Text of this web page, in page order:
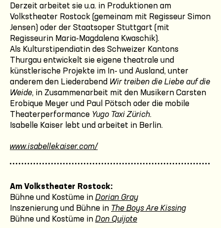
Derzeit arbeitet sie u.a. in Produktionen am
Volkstheater Rostock (gemeinam mit Regisseur Simon
Jensen) oder der Staatsoper Stuttgart (mit
Regisseurin Maria-Magdalena Kwaschik).
Als Kulturstipendiatin des Schweizer Kantons
Thurgau entwickelt sie eigene theatrale und
künstlerische Projekte im In- und Ausland, unter
anderem den Liederabend Wir treiben die Liebe auf die
Weide, in Zusammenarbeit mit den Musikern Carsten
Erobique Meyer und Paul Pötsch oder die mobile
Theaterperformance Yugo Taxi Zürich.
Isabelle Kaiser lebt und arbeitet in Berlin.
www.isabellekaiser.com/
Am Volkstheater Rostock:
Bühne und Kostüme in Dorian Gray
Inszenierung und Bühne in The Boys Are Kissing
Bühne und Kostüme in Don Quijote